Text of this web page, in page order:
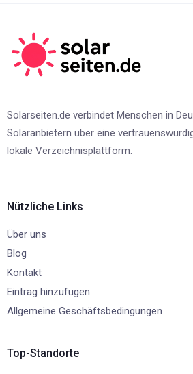
Solarseiten.de verbindet Menschen in
Solaranbietern über eine
lokale Verzeichnisplattform.
Nützliche Links
Über uns
Blog
Kontakt
Eintrag hinzufügen
Allgemeine Geschäftsbedingungen
Top-Standorte